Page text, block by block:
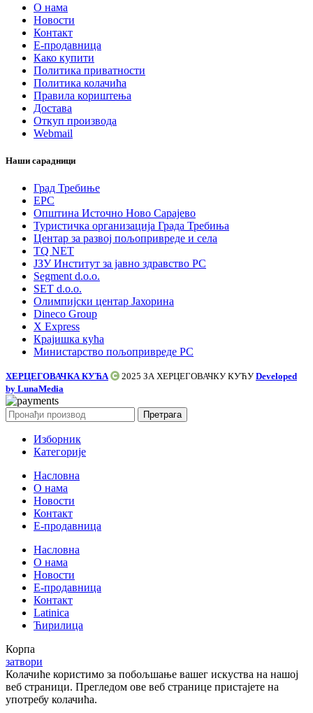
О нама
Новости
Контакт
Е-продавница
Како купити
Политика приватности
Политика колачића
Правила кориштења
Достава
Откуп производа
Webmail
Наши сарадници
Град Требиње
ЕРС
Општина Источно Ново Сарајево
Туристичка организација Града Требиња
Центар за развој пољопривреде и села
TQ NET
ЈЗУ Институт за јавно здравство РС
Segment d.o.o.
SET d.o.o.
Олимпијски центар Јахорина
Dineco Group
X Express
Крајишка кућа
Министарство пољопривреде РС
ХЕРЦЕГОВАЧКА КУЋА 2025 ЗА ХЕРЦЕГОВАЧКУ КУЋУ Developed
by LunaMedia
Претрага
Изборник
Категорије
Насловна
О нама
Новости
Контакт
E-продавница
Насловна
О нама
Новости
Е-продавница
Контакт
Latinica
Ћирилица
Корпа
затвори
Колачиће користимо за побољшање вашег искуства на нашој
веб страници. Прегледом ове веб странице пристајете на
употребу колачића.